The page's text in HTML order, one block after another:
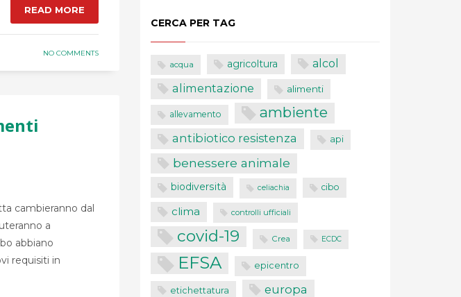
READ MORE
NO COMMENTS
cambieranno dal
a
abbiano
requisiti in
CERCA PER TAG
acqua agricoltura alcol
alimentazione alimenti
allevamento ambiente
antibiotico resistenza api
benessere animale
biodiversità celiachia cibo
clima controlli ufficiali
covid-19 Crea ECDC
EFSA epicentro
etichettatura europa